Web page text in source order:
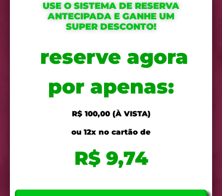
USE O SISTEMA DE RESERVA
ANTECIPADA E GANHE UM
SUPER DESCONTO!
reserve agora
por apenas:
R$ 100,00 (À VISTA)
ou 12x no cartão de
R$ 9,74